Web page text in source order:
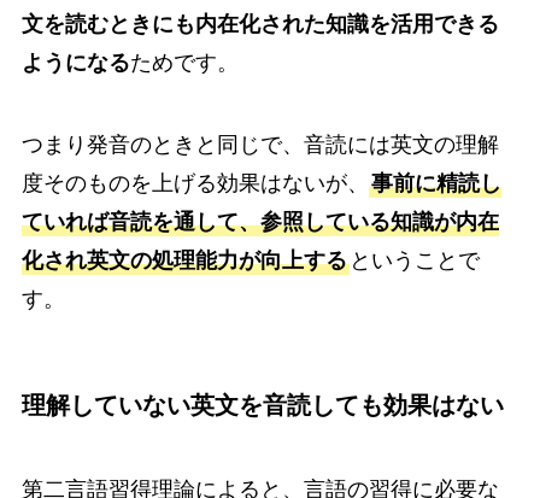
文を読むときにも内在化された知識を活用できる
ようになるためです。
つまり発音のときと同じで、音読には英文の理解
度そのものを上げる効果はないが、 事前に精読し
ていれば音読を通して、参照している知識が内在
化され英文の処理能力が向上するということで
す。
理解していない英文を音読しても効果はない
第二言語習得理論によると、言語の習得に必要な